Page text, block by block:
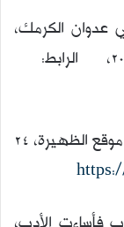
عدوان الكرمك،
نبض السودان، 24 مارس 2026، الرابط:
4- يونس محمود، الحبشة وتجريب المجرَّب، موقع الظهيرة، ٢٤